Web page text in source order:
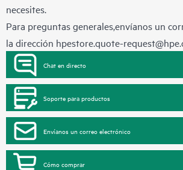
necesites.
Para preguntas generales,envíanos un
la dirección hpestore.quote-
Chat en directo
Soporte para productos
Envíanos un correo electrónico
Cómo comprar